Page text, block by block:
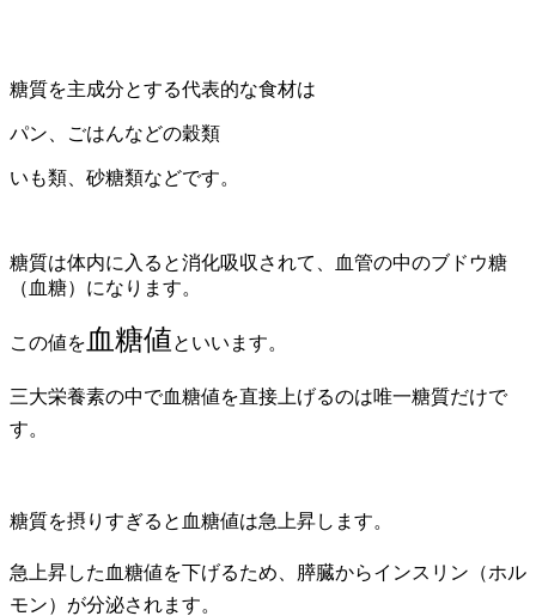
糖質を主成分とする代表的な食材は
パン、ごはんなどの穀類
いも類、砂糖類などです。
糖質は体内に入ると消化吸収されて、血管の中のブドウ糖
（血糖）になります。
この値を 血糖値といいます。
三大栄養素の中で血糖値を直接上げるのは唯一糖質だけで
す。
糖質を摂りすぎると血糖値は急上昇します。
急上昇した血糖値を下げるため、膵臓からインスリン（ホル
モン）が分泌されます。